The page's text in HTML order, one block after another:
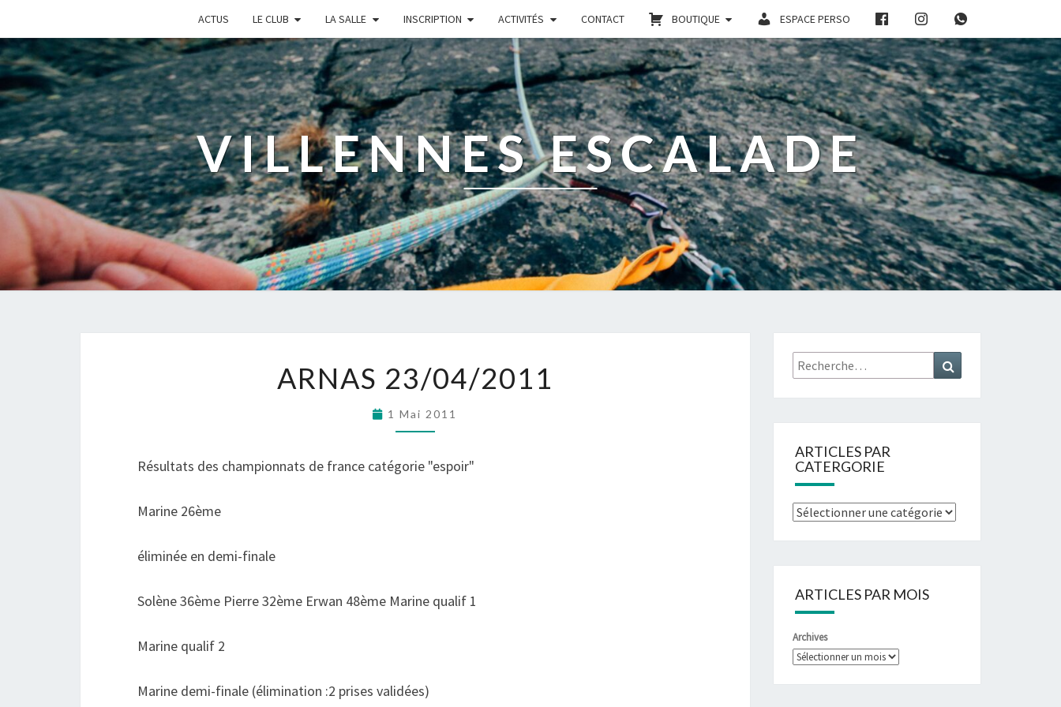
ACTUS LE CLUB LA SALLE INSCRIPTION ACTIVITÉS CONTACT BOUTIQUE ESPACE PERSO
VILLENNES ESCALADE
ARNAS 23/04/2011
1 Mai 2011
Résultats des championnats de france catégorie "espoir"
Marine 26ème
éliminée en demi-finale
Solène 36ème Pierre 32ème Erwan 48ème Marine qualif 1
Marine qualif 2
Marine demi-finale (élimination :2 prises validées)
ARTICLES PAR
CATERGORIE
ARTICLES PAR MOIS
Archives